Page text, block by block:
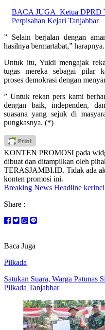
BACA JUGA Ketua DPRD
Perpisahan Kejari Tanjabbar
” Selain berjalan dengan
hasilnya bermartabat,” harapnya.
Untuk itu, Yuldi mengajak
tugas mereka sebagai pilar
proses demokrasi dengan
” Untuk rekan pers kami
dengan baik, independen,
suasana yang sejuk di
pungkasnya. (*)
KONTEN PROMOSI pada
dibuat dan ditampilkan oleh
TERASJAMBI.ID. Tidak ada
konten promosi ini.
Breaking News Headline kerinci
Share :
Baca Juga
Pilkada
Satukan Suara, Warga Patunas
Pilkada Tanjabbar